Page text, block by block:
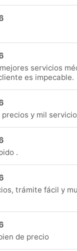
servicios
es impecable.
y mil
.
trámite fácil y
de precio